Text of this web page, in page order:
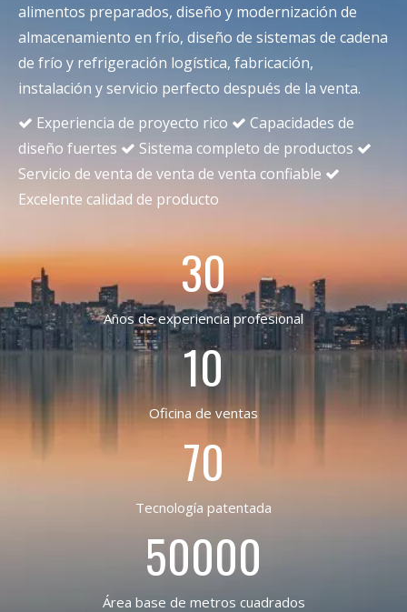
alimentos preparados, diseño y modernización de
almacenamiento en frío, diseño de sistemas de cadena
de frío y refrigeración logística, fabricación,
instalación y servicio perfecto después de la venta.
 Experiencia de proyecto rico  Capacidades de
diseño fuertes  Sistema completo de productos 
Servicio de venta de venta de venta confiable 
Excelente calidad de producto
30
Años de experiencia profesional
10
Oficina de ventas
70
Tecnología patentada
50000
Área base de metros cuadrados